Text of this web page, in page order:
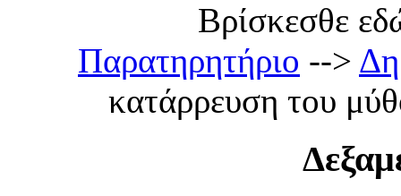
Βρίσκεσθε
Παρατηρητήριο -->
κατάρρευση του